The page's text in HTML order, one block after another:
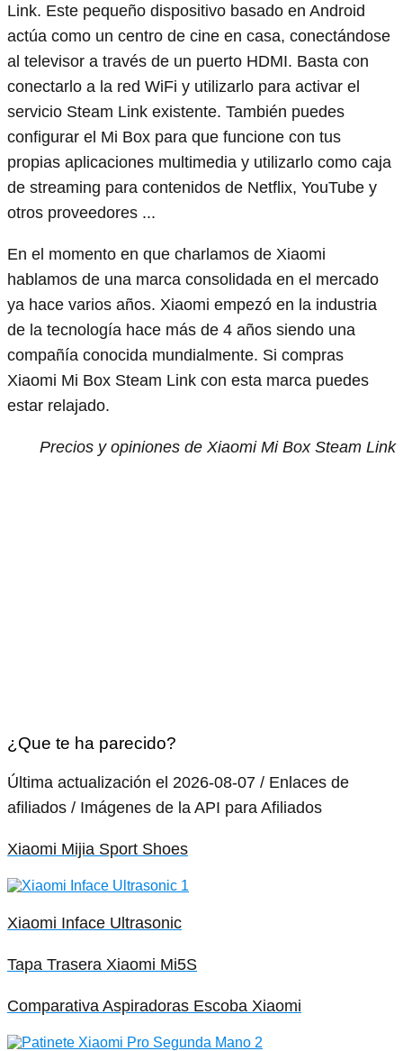
Link. Este pequeño dispositivo basado en Android
actúa como un centro de cine en casa, conectándose
al televisor a través de un puerto HDMI. Basta con
conectarlo a la red WiFi y utilizarlo para activar el
servicio Steam Link existente. También puedes
configurar el Mi Box para que funcione con tus
propias aplicaciones multimedia y utilizarlo como caja
de streaming para contenidos de Netflix, YouTube y
otros proveedores ...
En el momento en que charlamos de Xiaomi
hablamos de una marca consolidada en el mercado
ya hace varios años. Xiaomi empezó en la industria
de la tecnología hace más de 4 años siendo una
compañía conocida mundialmente. Si compras
Xiaomi Mi Box Steam Link con esta marca puedes
estar relajado.
Precios y opiniones de Xiaomi Mi Box Steam Link
¿Que te ha parecido?
Última actualización el 2026-08-07 / Enlaces de
afiliados / Imágenes de la API para Afiliados
Xiaomi Mijia Sport Shoes
Xiaomi Inface Ultrasonic
Tapa Trasera Xiaomi Mi5S
Comparativa Aspiradoras Escoba Xiaomi